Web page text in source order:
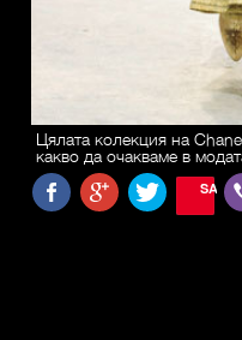
Цялата колекция на
какво да очакваме в
SAVE